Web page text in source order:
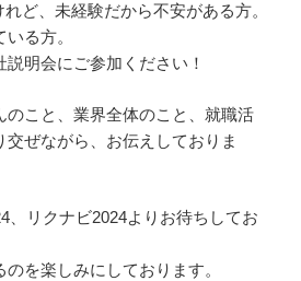
ど、未経験だから不安がある方。
る方。
明会にご参加ください！
のこと、業界全体のこと、就職活
ぜながら、お伝えしておりま
、リクナビ2024よりお待ちしてお
を楽しみにしております。